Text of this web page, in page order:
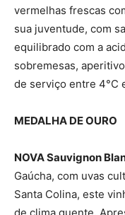
vermelhas frescas
sua juventude, com
equilibrado com a
sobremesas,
de serviço entre 4°C
MEDALHA DE
NOVA Sauvignon
Gaúcha, com uvas
Santa Colina, este